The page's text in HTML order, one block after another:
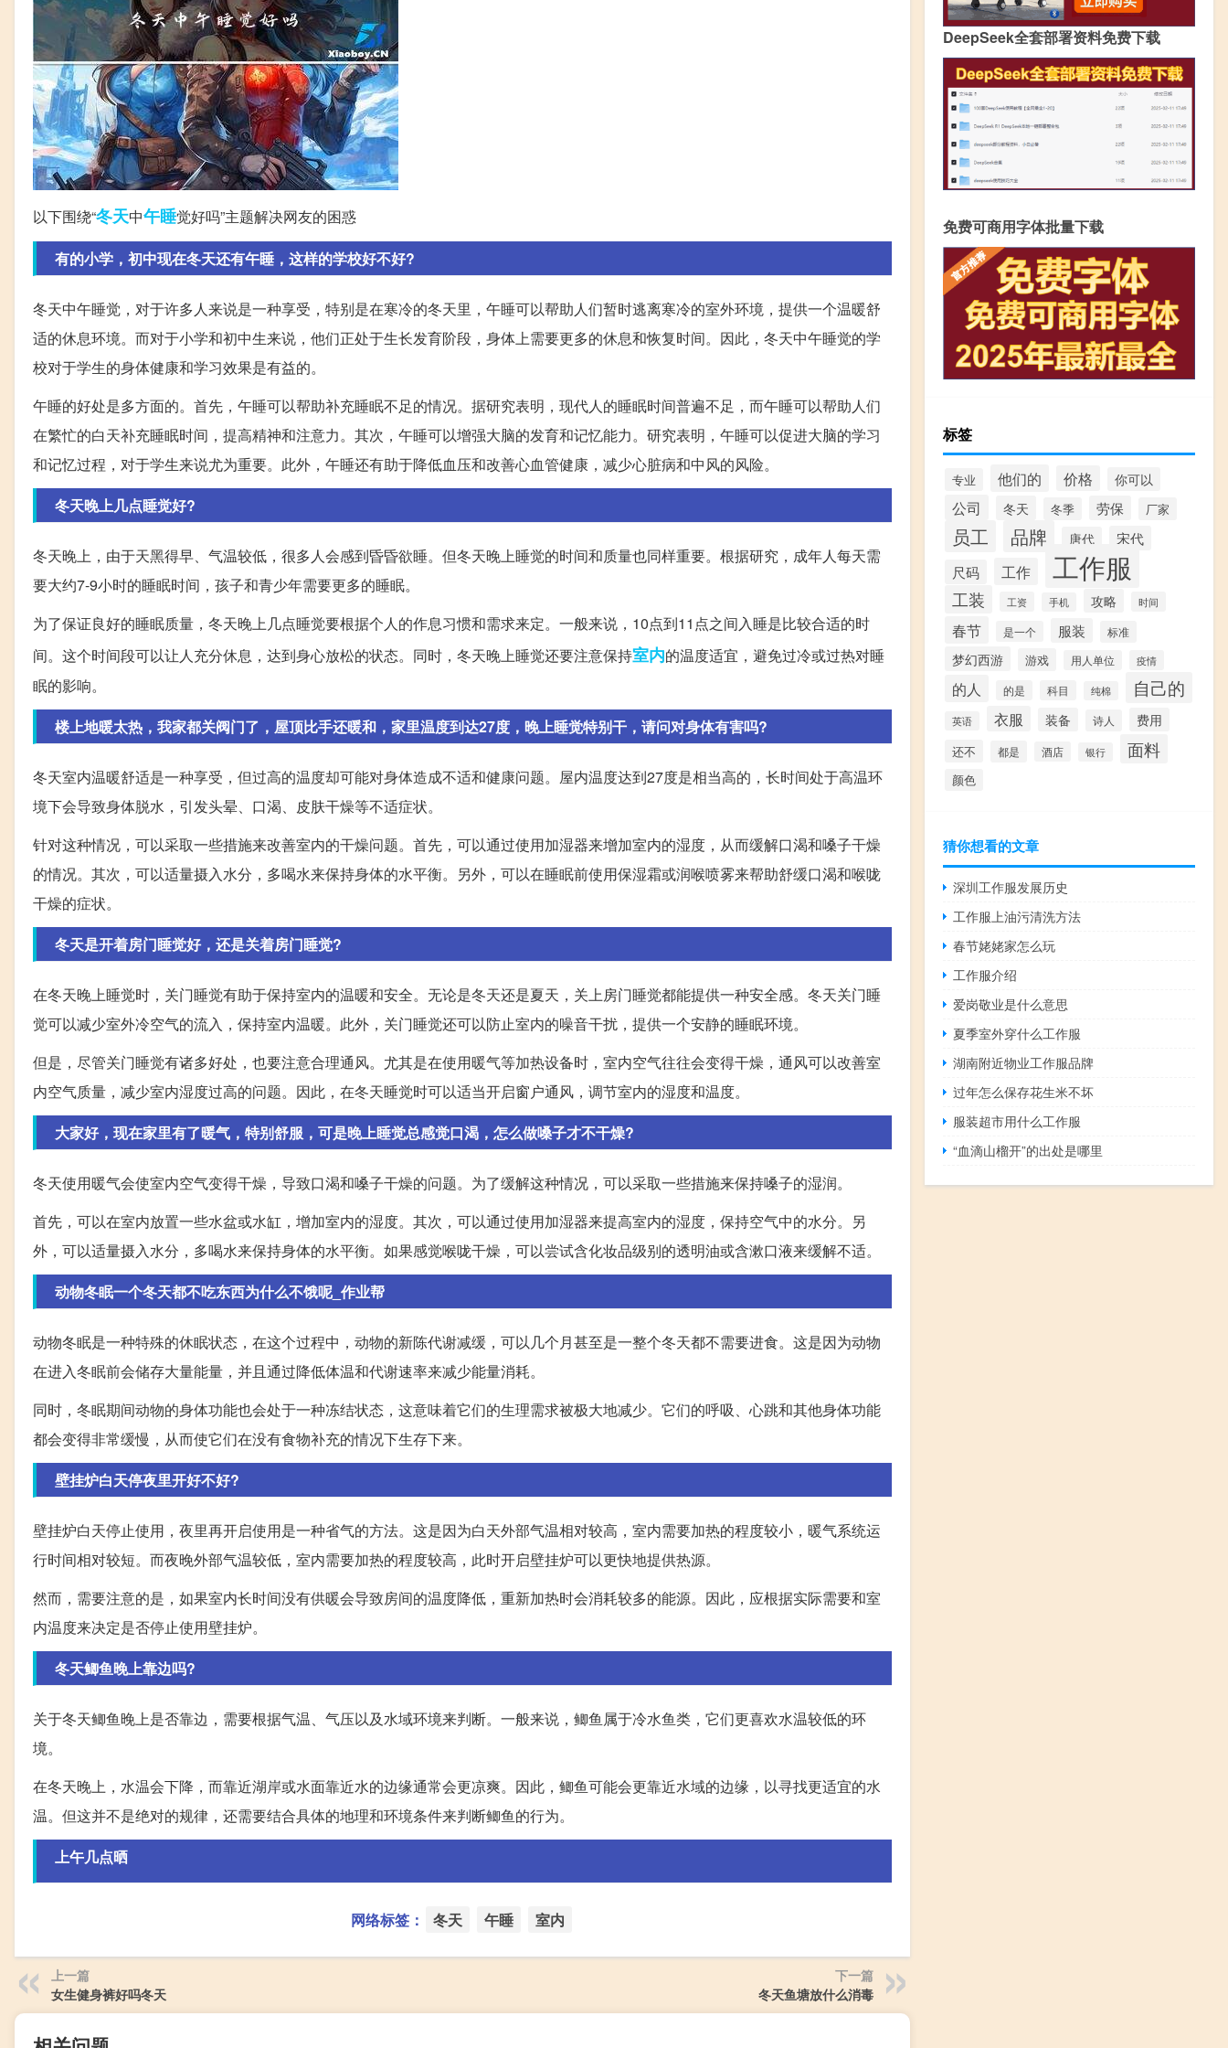
以下围绕“冬天中午睡觉好吗”主题解决网友的困惑
有的小学，初中现在冬天还有午睡，这样的学校好不好?
冬天中午睡觉，对于许多人来说是一种享受，特别是在寒冷的冬天里，午睡可以帮助人们暂时逃离寒冷的室外环境，提供一个温暖舒
适的休息环境。而对于小学和初中生来说，他们正处于生长发育阶段，身体上需要更多的休息和恢复时间。因此，冬天中午睡觉的学
校对于学生的身体健康和学习效果是有益的。
午睡的好处是多方面的。首先，午睡可以帮助补充睡眠不足的情况。据研究表明，现代人的睡眠时间普遍不足，而午睡可以帮助人们
在繁忙的白天补充睡眠时间，提高精神和注意力。其次，午睡可以增强大脑的发育和记忆能力。研究表明，午睡可以促进大脑的学习
和记忆过程，对于学生来说尤为重要。此外，午睡还有助于降低血压和改善心血管健康，减少心脏病和中风的风险。
冬天晚上几点睡觉好?
冬天晚上，由于天黑得早、气温较低，很多人会感到昏昏欲睡。但冬天晚上睡觉的时间和质量也同样重要。根据研究，成年人每天需
要大约7-9小时的睡眠时间，孩子和青少年需要更多的睡眠。
为了保证良好的睡眠质量，冬天晚上几点睡觉要根据个人的作息习惯和需求来定。一般来说，10点到11点之间入睡是比较合适的时
间。这个时间段可以让人充分休息，达到身心放松的状态。同时，冬天晚上睡觉还要注意保持室内的温度适宜，避免过冷或过热对睡
眠的影响。
楼上地暖太热，我家都关阀门了，屋顶比手还暖和，家里温度到达27度，晚上睡觉特别干，请问对身体有害吗?
冬天室内温暖舒适是一种享受，但过高的温度却可能对身体造成不适和健康问题。屋内温度达到27度是相当高的，长时间处于高温环
境下会导致身体脱水，引发头晕、口渴、皮肤干燥等不适症状。
针对这种情况，可以采取一些措施来改善室内的干燥问题。首先，可以通过使用加湿器来增加室内的湿度，从而缓解口渴和嗓子干燥
的情况。其次，可以适量摄入水分，多喝水来保持身体的水平衡。另外，可以在睡眠前使用保湿霜或润喉喷雾来帮助舒缓口渴和喉咙
干燥的症状。
冬天是开着房门睡觉好，还是关着房门睡觉?
在冬天晚上睡觉时，关门睡觉有助于保持室内的温暖和安全。无论是冬天还是夏天，关上房门睡觉都能提供一种安全感。冬天关门睡
觉可以减少室外冷空气的流入，保持室内温暖。此外，关门睡觉还可以防止室内的噪音干扰，提供一个安静的睡眠环境。
但是，尽管关门睡觉有诸多好处，也要注意合理通风。尤其是在使用暖气等加热设备时，室内空气往往会变得干燥，通风可以改善室
内空气质量，减少室内湿度过高的问题。因此，在冬天睡觉时可以适当开启窗户通风，调节室内的湿度和温度。
大家好，现在家里有了暖气，特别舒服，可是晚上睡觉总感觉口渴，怎么做嗓子才不干燥?
冬天使用暖气会使室内空气变得干燥，导致口渴和嗓子干燥的问题。为了缓解这种情况，可以采取一些措施来保持嗓子的湿润。
首先，可以在室内放置一些水盆或水缸，增加室内的湿度。其次，可以通过使用加湿器来提高室内的湿度，保持空气中的水分。另
外，可以适量摄入水分，多喝水来保持身体的水平衡。如果感觉喉咙干燥，可以尝试含化妆品级别的透明油或含漱口液来缓解不适。
动物冬眠一个冬天都不吃东西为什么不饿呢_作业帮
动物冬眠是一种特殊的休眠状态，在这个过程中，动物的新陈代谢减缓，可以几个月甚至是一整个冬天都不需要进食。这是因为动物
在进入冬眠前会储存大量能量，并且通过降低体温和代谢速率来减少能量消耗。
同时，冬眠期间动物的身体功能也会处于一种冻结状态，这意味着它们的生理需求被极大地减少。它们的呼吸、心跳和其他身体功能
都会变得非常缓慢，从而使它们在没有食物补充的情况下生存下来。
壁挂炉白天停夜里开好不好?
壁挂炉白天停止使用，夜里再开启使用是一种省气的方法。这是因为白天外部气温相对较高，室内需要加热的程度较小，暖气系统运
行时间相对较短。而夜晚外部气温较低，室内需要加热的程度较高，此时开启壁挂炉可以更快地提供热源。
然而，需要注意的是，如果室内长时间没有供暖会导致房间的温度降低，重新加热时会消耗较多的能源。因此，应根据实际需要和室
内温度来决定是否停止使用壁挂炉。
冬天鲫鱼晚上靠边吗?
关于冬天鲫鱼晚上是否靠边，需要根据气温、气压以及水域环境来判断。一般来说，鲫鱼属于冷水鱼类，它们更喜欢水温较低的环
境。
在冬天晚上，水温会下降，而靠近湖岸或水面靠近水的边缘通常会更凉爽。因此，鲫鱼可能会更靠近水域的边缘，以寻找更适宜的水
温。但这并不是绝对的规律，还需要结合具体的地理和环境条件来判断鲫鱼的行为。
上午几点晒
网络标签： 冬天 午睡 室内
上一篇
女生健身裤好吗冬天
下一篇
冬天鱼塘放什么消毒
DeepSeek全套部署资料免费下载
免费可商用字体批量下载
标签
专业 他们的 价格 你可以
公司 冬天 冬季 劳保 厂家
员工 品牌 唐代
宋代
尺码
工作 工作服
工装 工资 手机 攻略 时间
春节 是一个 服装 标准
梦幻西游 游戏 用人单位 疫情
的人 的是 科目 纯棉 自己的
英语 衣服 装备 诗人 费用
还不 都是 酒店 银行 面料
颜色
猜你想看的文章
深圳工作服发展历史
工作服上油污清洗方法
春节姥姥家怎么玩
工作服介绍
爱岗敬业是什么意思
夏季室外穿什么工作服
湖南附近物业工作服品牌
过年怎么保存花生米不坏
服装超市用什么工作服
“血滴山榴开”的出处是哪里